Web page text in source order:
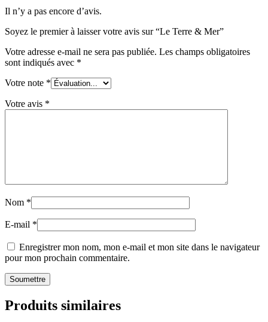
Il n’y a pas encore d’avis.
Soyez le premier à laisser votre avis sur “Le Terre & Mer”
Votre adresse e-mail ne sera pas publiée. Les champs obligatoires
sont indiqués avec *
Votre note *
Votre avis *
Nom *
E-mail *
Enregistrer mon nom, mon e-mail et mon site dans le navigateur
pour mon prochain commentaire.
Produits similaires